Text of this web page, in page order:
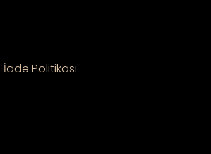
Politikası